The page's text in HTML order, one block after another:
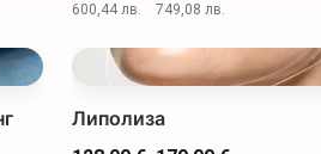
600,44 лв. 749,08 лв.
Липолиза